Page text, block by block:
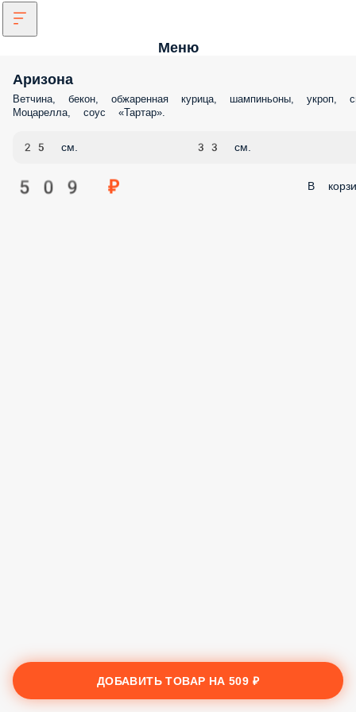
Меню
Аризона
Ветчина, бекон, обжаренная курица, шампиньоны, укроп,
Моцарелла, соус «Тартар».
25 см. 33 см.
509 ₽ В
ДОБАВИТЬ ТОВАР НА509 ₽